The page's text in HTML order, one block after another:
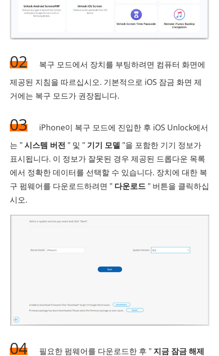
02
복구 모드에서 장치를 부팅하려면 컴퓨터 화면에
제공된 지침을 따르십시오. 기본적으로 iOS 잠금 화면 제
거에는 복구 모드가 권장됩니다.
03
iPhone이 복구 모드에 진입한 후 iOS Unlock에서
는 "시스템 버전 " 및 " 기기 모델 "을 포함한 기기 정보가
표시됩니다. 이 정보가 잘못된 경우 제공된 드롭다운 목록
에서 정확한 데이터를 선택할 수 있습니다. 장치에 대한 복
구 펌웨어를 다운로드하려면 " 다운로드 " 버튼을 클릭하십
시오.
04 필요한 펌웨어를 다운로드한 후 " 지금 잠금 해제